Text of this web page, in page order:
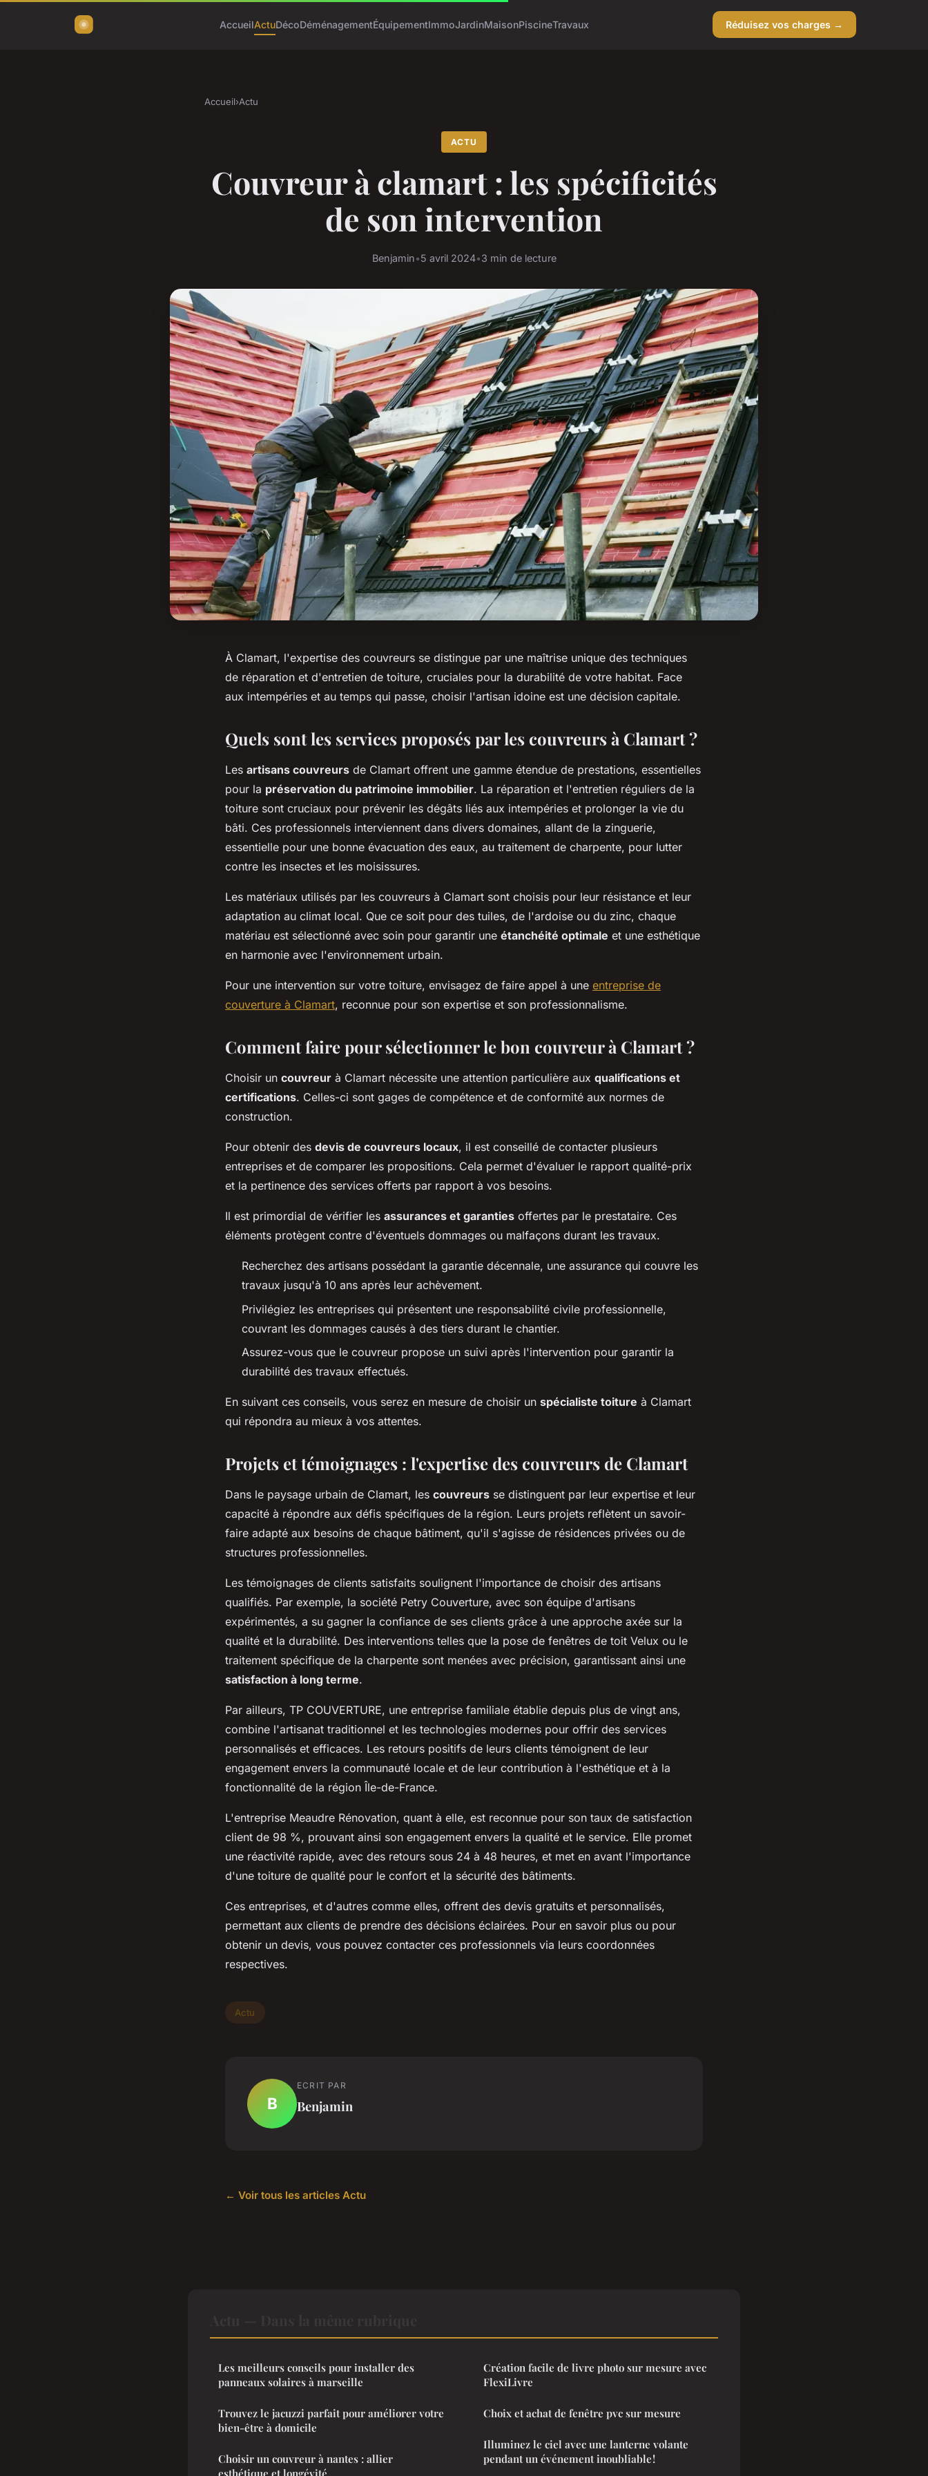
AccueilActuDécoDéménagementÉquipementImmoJardinMaisonPiscineTravaux Réduisez vos charges →
Accueil›Actu
ACTU
Couvreur à clamart : les spécificités
de son intervention
Benjamin•5 avril 2024•3 min de lecture
À Clamart, l'expertise des couvreurs se distingue par une maîtrise unique des techniques
de réparation et d'entretien de toiture, cruciales pour la durabilité de votre habitat. Face
aux intempéries et au temps qui passe, choisir l'artisan idoine est une décision capitale.
Quels sont les services proposés par les couvreurs à Clamart ?
Les artisans couvreurs de Clamart offrent une gamme étendue de prestations, essentielles
pour la préservation du patrimoine immobilier. La réparation et l'entretien réguliers de la
toiture sont cruciaux pour prévenir les dégâts liés aux intempéries et prolonger la vie du
bâti. Ces professionnels interviennent dans divers domaines, allant de la zinguerie,
essentielle pour une bonne évacuation des eaux, au traitement de charpente, pour lutter
contre les insectes et les moisissures.
Les matériaux utilisés par les couvreurs à Clamart sont choisis pour leur résistance et leur
adaptation au climat local. Que ce soit pour des tuiles, de l'ardoise ou du zinc, chaque
matériau est sélectionné avec soin pour garantir une étanchéité optimale et une esthétique
en harmonie avec l'environnement urbain.
Pour une intervention sur votre toiture, envisagez de faire appel à une entreprise de
couverture à Clamart, reconnue pour son expertise et son professionnalisme.
Comment faire pour sélectionner le bon couvreur à Clamart ?
Choisir un couvreur à Clamart nécessite une attention particulière aux qualifications et
certifications. Celles-ci sont gages de compétence et de conformité aux normes de
construction.
Pour obtenir des devis de couvreurs locaux, il est conseillé de contacter plusieurs
entreprises et de comparer les propositions. Cela permet d'évaluer le rapport qualité-prix
et la pertinence des services offerts par rapport à vos besoins.
Il est primordial de vérifier les assurances et garanties offertes par le prestataire. Ces
éléments protègent contre d'éventuels dommages ou malfaçons durant les travaux.
Recherchez des artisans possédant la garantie décennale, une assurance qui couvre les
travaux jusqu'à 10 ans après leur achèvement.
Privilégiez les entreprises qui présentent une responsabilité civile professionnelle,
couvrant les dommages causés à des tiers durant le chantier.
Assurez-vous que le couvreur propose un suivi après l'intervention pour garantir la
durabilité des travaux effectués.
En suivant ces conseils, vous serez en mesure de choisir un spécialiste toiture à Clamart
qui répondra au mieux à vos attentes.
Projets et témoignages : l'expertise des couvreurs de Clamart
Dans le paysage urbain de Clamart, les couvreurs se distinguent par leur expertise et leur
capacité à répondre aux défis spécifiques de la région. Leurs projets reflètent un savoir-
faire adapté aux besoins de chaque bâtiment, qu'il s'agisse de résidences privées ou de
structures professionnelles.
Les témoignages de clients satisfaits soulignent l'importance de choisir des artisans
qualifiés. Par exemple, la société Petry Couverture, avec son équipe d'artisans
expérimentés, a su gagner la confiance de ses clients grâce à une approche axée sur la
qualité et la durabilité. Des interventions telles que la pose de fenêtres de toit Velux ou le
traitement spécifique de la charpente sont menées avec précision, garantissant ainsi une
satisfaction à long terme.
Par ailleurs, TP COUVERTURE, une entreprise familiale établie depuis plus de vingt ans,
combine l'artisanat traditionnel et les technologies modernes pour offrir des services
personnalisés et efficaces. Les retours positifs de leurs clients témoignent de leur
engagement envers la communauté locale et de leur contribution à l'esthétique et à la
fonctionnalité de la région Île-de-France.
L'entreprise Meaudre Rénovation, quant à elle, est reconnue pour son taux de satisfaction
client de 98 %, prouvant ainsi son engagement envers la qualité et le service. Elle promet
une réactivité rapide, avec des retours sous 24 à 48 heures, et met en avant l'importance
d'une toiture de qualité pour le confort et la sécurité des bâtiments.
Ces entreprises, et d'autres comme elles, offrent des devis gratuits et personnalisés,
permettant aux clients de prendre des décisions éclairées. Pour en savoir plus ou pour
obtenir un devis, vous pouvez contacter ces professionnels via leurs coordonnées
respectives.
Actu
B
ECRIT PAR
Benjamin
← Voir tous les articles Actu
Les meilleurs conseils pour installer des
panneaux solaires à marseille
Trouvez le jacuzzi parfait pour améliorer votre
bien-être à domicile
Choisir un couvreur à nantes : allier
esthétique et longévité
Création facile de livre photo sur mesure avec
FlexiLivre
Choix et achat de fenêtre pvc sur mesure
Illuminez le ciel avec une lanterne volante
pendant un événement inoubliable !